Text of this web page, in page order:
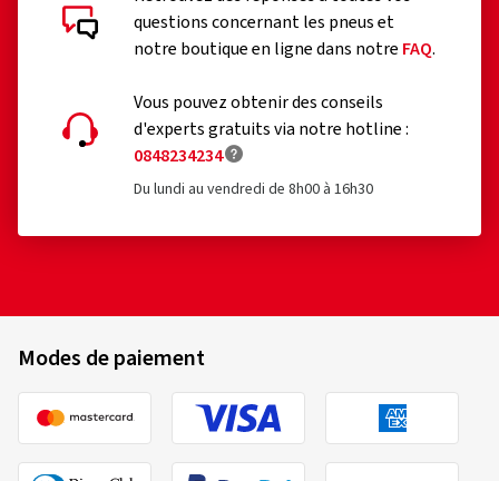
questions concernant les pneus et
notre boutique en ligne dans notre FAQ.
Vous pouvez obtenir des conseils
d'experts gratuits via notre hotline :
0848234234
Du lundi au vendredi de 8h00 à 16h30
Modes de paiement